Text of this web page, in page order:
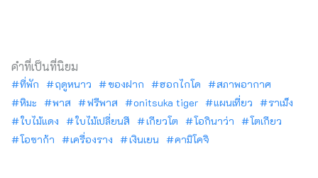
คำที่เป็นที่นิยม
ที่พัก ฤดูหนาว ของฝาก ฮอกไกโด
สภาพอากาศ
หิมะ
พาส ฟรีพาส onitsuka tiger แผนเที่ยว
ราเม็ง
ใบไม้แดง
ใบไม้เปลี่ยนสี เกียวโต โอกินาว่า
โตเกียว
โอซาก้า
เครื่องราง เงินเยน คามิโคจิ